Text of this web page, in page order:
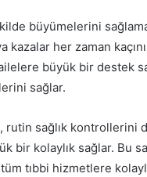
büyümelerini
kazalar her zaman
büyük bir destek
sağlar.
rutin sağlık kontrollerini
kolaylık sağlar. Bu
tıbbi hizmetlere